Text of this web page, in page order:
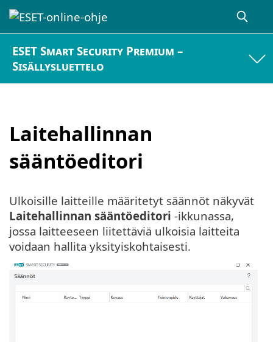
ESET Smart Security Premium –
Sisällysluettelo
Laitehallinnan
sääntöeditori
Ulkoisille laitteille määritetyt säännöt näkyvät
Laitehallinnan sääntöeditori -ikkunassa,
jossa laitteeseen liitettäviä ulkoisia laitteita
voidaan hallita yksityiskohtaisesti.